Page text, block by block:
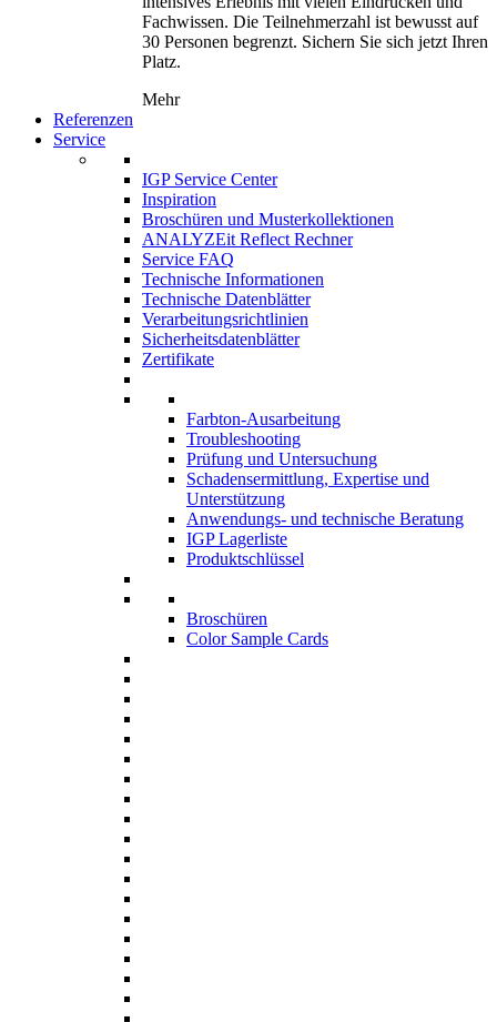
Fachwissen. Die Teilnehmerzahl ist bewusst auf
30 Personen begrenzt. Sichern Sie sich jetzt Ihren
Platz.
Mehr
Referenzen
Service
IGP Service Center
Inspiration
Broschüren und Musterkollektionen
ANALYZEit Reflect Rechner
Service FAQ
Technische Informationen
Technische Datenblätter
Verarbeitungsrichtlinien
Sicherheitsdatenblätter
Zertifikate
Farbton-Ausarbeitung
Troubleshooting
Prüfung und Untersuchung
Schadensermittlung, Expertise und
Unterstützung
Anwendungs- und technische Beratung
IGP Lagerliste
Produktschlüssel
Broschüren
Color Sample Cards